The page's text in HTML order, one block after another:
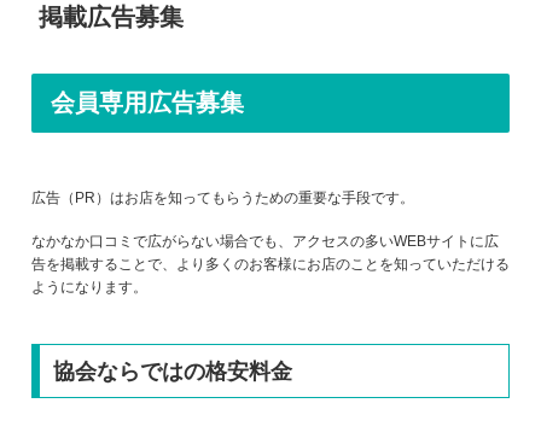
掲載広告募集
会員専用広告募集
広告（PR）はお店を知ってもらうための重要な手段です。
なかなか口コミで広がらない場合でも、アクセスの多いWEBサイトに広
告を掲載することで、より多くのお客様にお店のことを知っていただける
ようになります。
協会ならではの格安料金